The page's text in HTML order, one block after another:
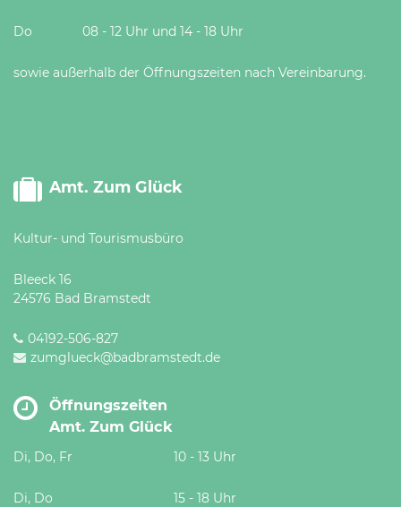
Do 08 - 12 Uhr und 14 - 18 Uhr
sowie außerhalb der Öffnungszeiten nach Vereinbarung.
Amt. Zum Glück
Kultur- und Tourismusbüro
Bleeck 16
24576 Bad Bramstedt
04192-506-827
zumglueck@badbramstedt.de
Öffnungszeiten
Amt. Zum Glück
Di, Do, Fr 10 - 13 Uhr
Di, Do 15 - 18 Uhr